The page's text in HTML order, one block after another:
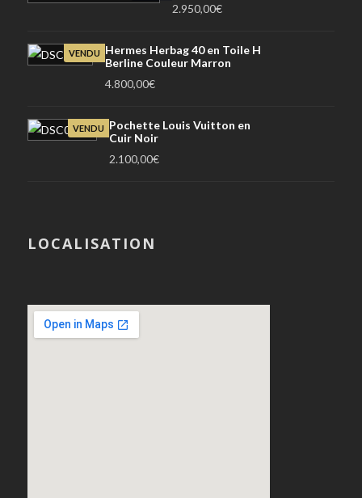
2.950,00€
VENDU
Hermes Herbag 40 en Toile H
Berline Couleur Marron
4.800,00€
VENDU
Pochette Louis Vuitton en
Cuir Noir
2.100,00€
LOCALISATION